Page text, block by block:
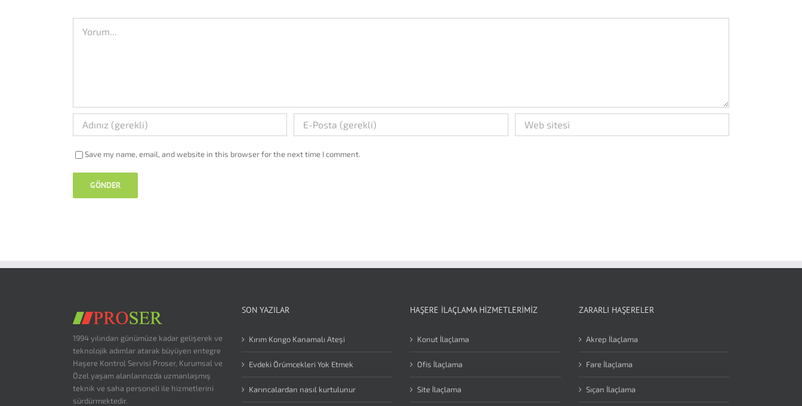
Save my name, email, and website in this browser for the next time I comment.
1994 yılından günümüze kadar gelişerek ve
teknolojik adımlar atarak büyüyen entegre
Haşere Kontrol Servisi Proser, Kurumsal ve
Özel yaşam alanlarınızda uzmanlaşmış
teknik ve saha personeli ile hizmetlerini
sürdürmektedir.
SON YAZILAR
Kırım Kongo Kanamalı Ateşi
Evdeki Örümcekleri Yok Etmek
Karıncalardan nasıl kurtulunur
HAŞERE İLAÇLAMA HIZMETLERIMIZ
Konut İlaçlama
Ofis İlaçlama
Site İlaçlama
ZARARLI HAŞERELER
Akrep İlaçlama
Fare İlaçlama
Sıçan İlaçlama